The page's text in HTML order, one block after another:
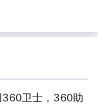
卫士，360助